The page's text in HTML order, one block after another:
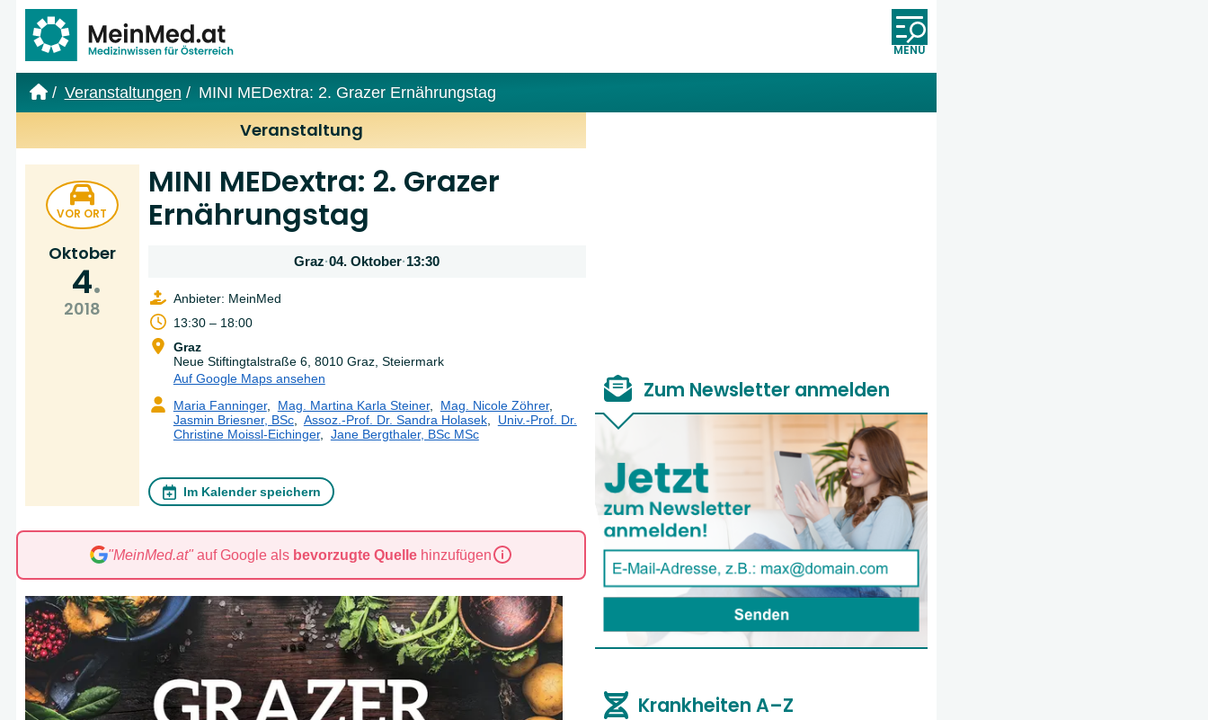
Öffnet und schließt die
Veranstaltungen MINI MEDextra: 2. Grazer Ernährungstag
Veranstaltung
VOR ORT
Oktober
4
2018
MINI MEDextra: 2. Grazer
Ernährungstag
Graz·04. Oktober·13:30
Anbieter: MeinMed
13:30 – 18:00
Graz
Neue Stiftingtalstraße 6, 8010 Graz, Steiermark
Auf Google Maps ansehen
Maria Fanninger, Mag. Martina Karla Steiner, Mag. Nicole Zöhrer,
Jasmin Briesner, BSc, Assoz.-Prof. Dr. Sandra Holasek, Univ.-Prof. Dr.
Christine Moissl-Eichinger, Jane Bergthaler, BSc MSc
Im Kalender speichern
"MeinMed.at"auf Google als bevorzugte Quellehinzufügen
Zum Newsletter anmelden
Krankheiten A–Z